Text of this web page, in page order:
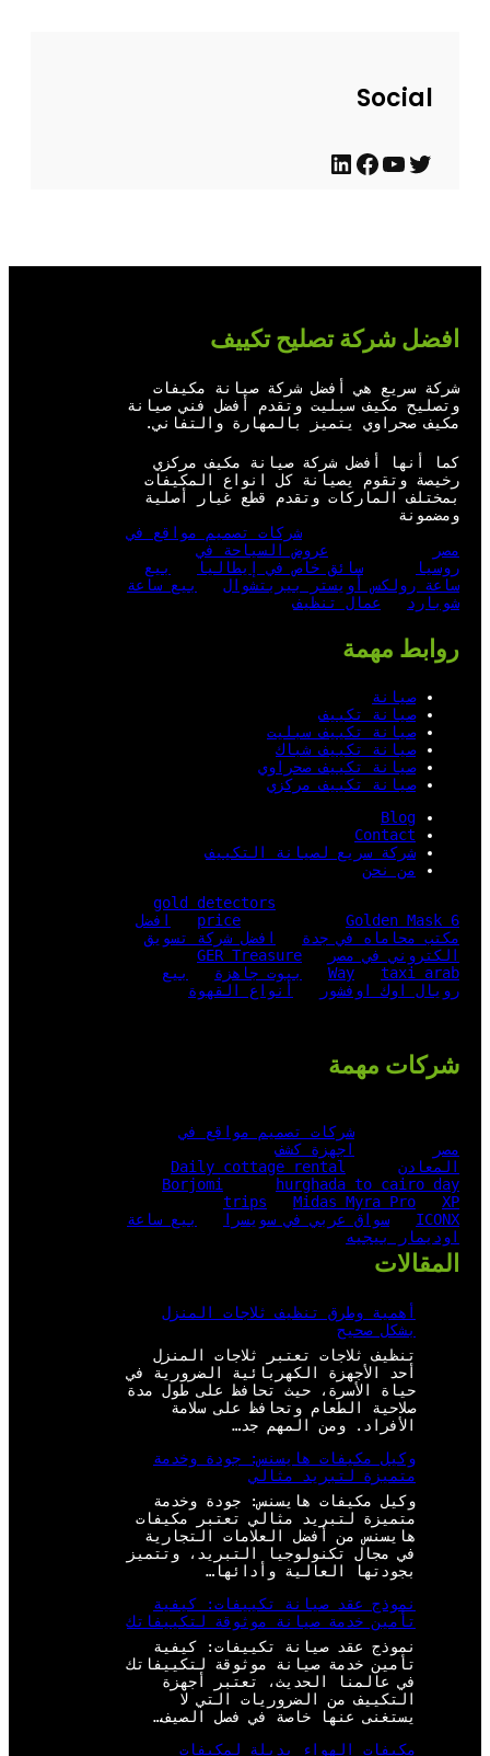
Social
ت ي
ب
ف
ك
ل
إ
ن
افضل شركة تصليح تكييف
شركة سريع هي أفضل شركة صيانة مكيفات
وتصليح مكيف سبليت وتقدم أفضل فني صيانة
مكيف صحراوي يتميز بالمهارة والتفاني.
كما أنها أفضل شركة صيانة مكيف مركزي
رخيصة وتقوم يصيانة كل انواع المكيفات
بمختلف الماركات وتقدم قطع غيار أصلية
ومضمونة
شركات تصميم مواقع في
مصر
عروض السياحة في
روسيا
سائق خاص في إيطاليا
بيع
ساعة رولكس أويستر بيربتشوال
بيع ساعة
شوبارد
عمال تنظيف
روابط مهمة
صيانة
صيانة تكييف
صيانة تكييف سبليت
صيانة تكييف شباك
صيانة تكييف صحراوي
صيانة تكييف مركزي
Blog
Contact
شركة سريع لصيانة التكييف
من نحن
gold detectors
price
Golden Mask 6
افضل
مكتب محاماه في جدة
افضل شركة تسويق
الكتروني في مصر
GER Treasure
Way
taxi arab بيوت جاهزة
بيع
رويال اوك اوفشور
أنواع القهوة
شركات مهمة
شركات تصميم مواقع في
مصر
اجهزة كشف
المعادن
Daily cottage rental
Borjomi
hurghada to cairo day
trips
Midas Myra Pro
XP
ICONX
سواق عربي في سويسرا
بيع ساعة
اوديمار بيجيه
المقالات
أهمية وطرق تنظيف ثلاجات المنزل
بشكل صحيح
تنظيف ثلاجات تعتبر ثلاجات المنزل
أحد الأجهزة الكهربائية الضرورية في
حياة الأسرة، حيث تحافظ على طول مدة
صلاحية الطعام وتحافظ على سلامة
الأفراد. ومن المهم جد…
وكيل مكيفات هايسنس: جودة وخدمة
متميزة لتبريد مثالي
وكيل مكيفات هايسنس: جودة وخدمة
متميزة لتبريد مثالي تعتبر مكيفات
هايسنس من أفضل العلامات التجارية
في مجال تكنولوجيا التبريد، وتتميز
بجودتها العالية وأدائها…
نموذج عقد صيانة تكييفات: كيفية
تأمين خدمة صيانة موثوقة لتكييفاتك
نموذج عقد صيانة تكييفات: كيفية
تأمين خدمة صيانة موثوقة لتكييفاتك
في عالمنا الحديث، تعتبر أجهزة
التكييف من الضروريات التي لا
يستغنى عنها خاصة في فصل الصيف…
مكيفات الهواء بديلة لمكيفات